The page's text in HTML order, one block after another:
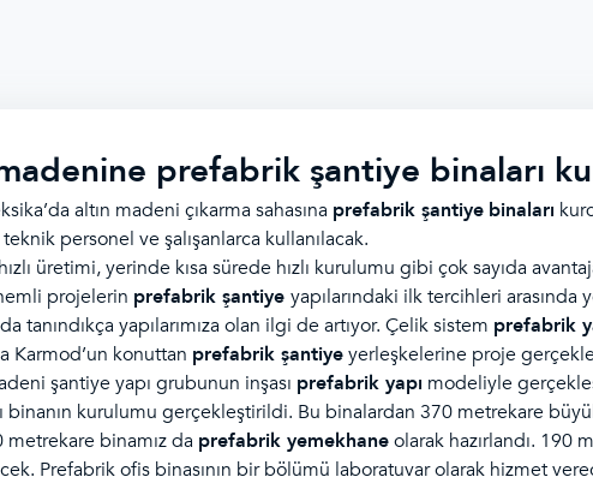
prefabrik şantiye binaları
altın madeni çıkarma sahasına prefabrik şantiye binaları
personel ve şalışanlarca kullanılacak.
üretimi, yerinde kısa sürede hızlı kurulumu gibi çok sayıda
projelerin prefabrik şantiye yapılarındaki ilk tercihleri arasında
tanındıkça yapılarımıza olan ilgi de artıyor. Çelik sistem prefabrik
Karmod’un konuttan prefabrik şantiyeyerleşkelerine proje
şantiye yapı grubunun inşası prefabrik yapı modeliyle
binanın kurulumu gerçekleştirildi. Bu binalardan 370 metrekare
binamız da prefabrik yemekhaneolarak hazırlandı. 190
Prefabrik ofis binasının bir bölümü laboratuvar olarak hizmet